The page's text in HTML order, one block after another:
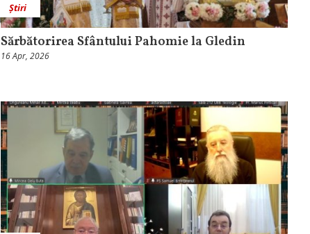
Știri
Sărbătorirea Sfântului Pahomie la Gledin
16 Apr, 2026